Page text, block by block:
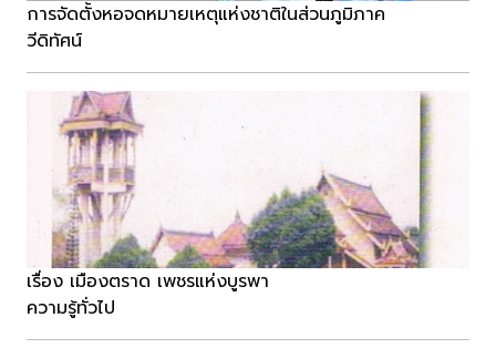
การจัดตั้งหอจดหมายเหตุแห่งชาติในส่วนภูมิภาค
วีดิทัศน์
เรื่อง เมืองตราด เพชรแห่งบูรพา
ความรู้ทั่วไป